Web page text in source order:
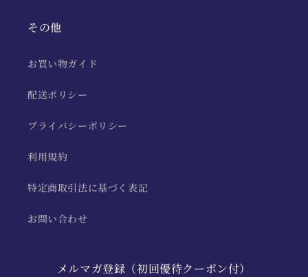
その他
お買い物ガイド
配送ポリシー
プライバシーポリシー
利用規約
特定商取引法に基づく表記
お問い合わせ
メルマガ登録（初回優待クーポン付）